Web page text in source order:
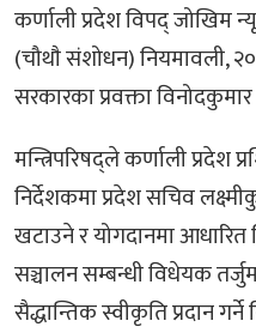
कर्णाली प्रदेश विपद् जोखिम
(चौथाै संशोधन) नियमावली,
सरकारका प्रवक्ता
मन्त्रिपरिषद्ले कर्णाली प्रदेश
निर्देशकमा प्रदेश सचिव
खटाउने र योगदानमा
सञ्चालन सम्बन्धी विधेयक
सैद्धान्तिक स्वीकृति प्रदान